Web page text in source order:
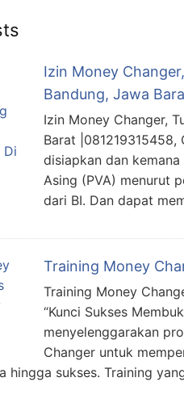
Izin Money
Bandung, Jawa
Izin Money Changer,
Barat
disiapkan dan
Asing (PVA) menurut
dari BI. Dan dapat
Training Money
Training Money
“Kunci Sukses
menyelenggarakan
Changer untuk
hingga sukses. Training